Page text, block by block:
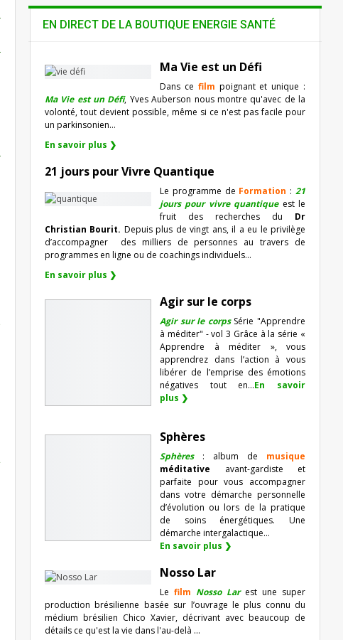
EN DIRECT DE LA BOUTIQUE ENERGIE SANTÉ
Ma Vie est un Défi
Dans ce film poignant et unique :
Ma Vie est un Défi, Yves Auberson nous montre qu'avec de la
volonté, tout devient possible, même si ce n'est pas facile pour
un parkinsonien…
En savoir plus ❯
21 jours pour Vivre Quantique
Le programme de Formation :21
jours pour vivre quantiqueest le
fruit des recherches du Dr
Christian Bourit. Depuis plus de vingt ans, il a eu le privilège
d’accompagner
des milliers de personnes au travers de
programmes en ligne ou de coachings individuels…
En savoir plus ❯
Agir sur le corps
Agir sur le corpsSérie "Apprendre
à méditer" - vol 3 Grâce à la série «
Apprendre à méditer », vous
apprendrez dans l’action à vous
libérer de l’emprise des émotions
négatives tout en...En savoir
plus ❯
Sphères
Sphères: album de musique
méditative avant-gardiste et
parfaite pour vous accompagner
dans votre démarche personnelle
d’évolution ou lors de la pratique
de soins énergétiques. Une
démarche intergalactique...
En savoir plus ❯
Nosso Lar
Le film Nosso Lar est une super
production brésilienne basée sur l’ouvrage le plus connu du
médium brésilien Chico Xavier, décrivant avec beaucoup de
détails ce qu'est la vie dans l'au-delà ...